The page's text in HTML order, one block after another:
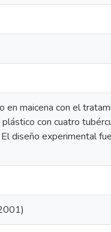
maicena con el
con cuatro
diseño experimental